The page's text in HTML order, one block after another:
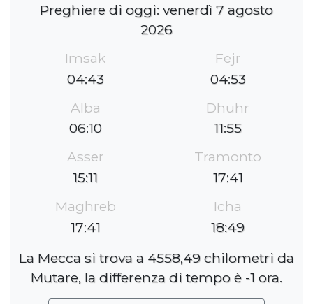
Preghiere di oggi: venerdì 7 agosto
2026
Imsak
04:43
Fejr
04:53
Alba
06:10
Dhuhr
11:55
Asser
15:11
Tramonto
17:41
Maghreb
17:41
Icha
18:49
La Mecca si trova a 4558,49 chilometri da
Mutare, la differenza di tempo è -1 ora.